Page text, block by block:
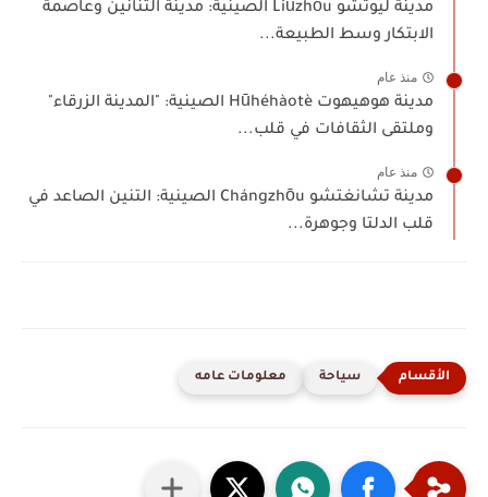
مدينة ليوتشو Liǔzhōu الصينية: مدينة التنانين وعاصمة
الابتكار وسط الطبيعة...
منذ عام
مدينة هوهيهوت Hūhéhàotè الصينية: "المدينة الزرقاء"
وملتقى الثقافات في قلب...
منذ عام
مدينة تشانغتشو Chángzhōu الصينية: التنين الصاعد في
قلب الدلتا وجوهرة...
سياحة معلومات عامه